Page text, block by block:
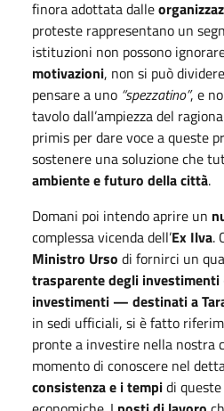
finora adottata dalle
proteste rappresentano un
istituzioni non possono
motivazioni, non si può
pensare a uno “spezzatino”, e
tavolo dall’ampiezza del
primis per dare voce a queste
sostenere una soluzione che
ambiente e futuro della città.
Domani poi intendo aprire un
complessa vicenda dell’Ex Ilva.
Ministro Urso di fornirci un
trasparente degli
investimenti — destinati a
in sedi ufficiali, si è fatto
pronte a investire nella nostra
momento di conoscere nel
consistenza e i tempidi